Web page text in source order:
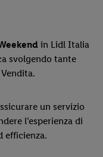
in Lidl Italia
svolgendo tante
un servizio
l’esperienza di
efficienza.